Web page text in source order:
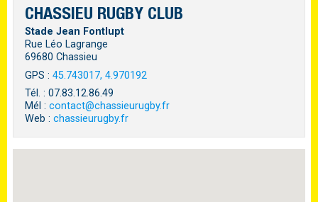
CHASSIEU RUGBY CLUB
Stade Jean Fontlupt
Rue Léo Lagrange
69680 Chassieu
GPS : 45.743017, 4.970192
Tél. : 07.83.12.86.49
Mél : contact@chassieurugby.fr
Web : chassieurugby.fr